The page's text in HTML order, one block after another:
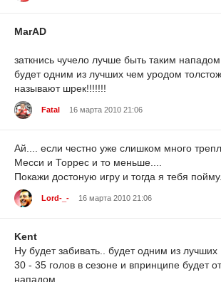
MarAD
заткнись чучело лучше быть таким
будет одним из лучших чем уродом
называют шрек!!!!!!!
Fatal 16 марта 2010 21:06
Ай.... если честно уже слишком много
Месси и Торрес и то меньше....
Покажи достоную игру и тогда я тебя
Lord-_- 16 марта 2010 21:06
Kent
Ну будет забивать.. будет одним из лучших
30 - 35 голов в сезоне и впринципе будет
нападом...